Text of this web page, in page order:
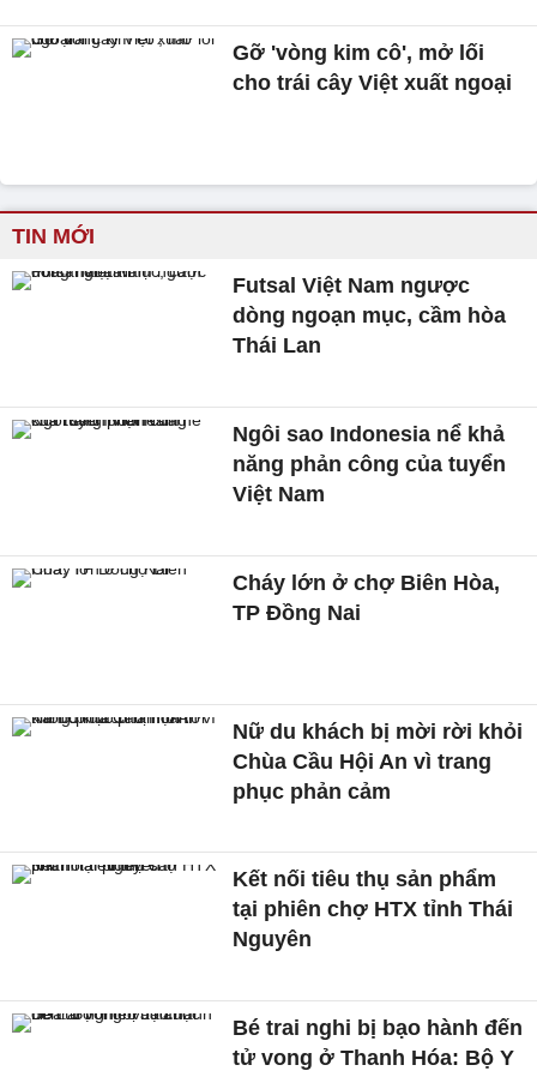
Gỡ 'vòng kim cô', mở lối
cho trái cây Việt xuất ngoại
TIN MỚI
Futsal Việt Nam ngược
dòng ngoạn mục, cầm hòa
Thái Lan
Ngôi sao Indonesia nể khả
năng phản công của tuyển
Việt Nam
Cháy lớn ở chợ Biên Hòa,
TP Đồng Nai
Nữ du khách bị mời rời khỏi
Chùa Cầu Hội An vì trang
phục phản cảm
Kết nối tiêu thụ sản phẩm
tại phiên chợ HTX tỉnh Thái
Nguyên
Bé trai nghi bị bạo hành đến
tử vong ở Thanh Hóa: Bộ Y